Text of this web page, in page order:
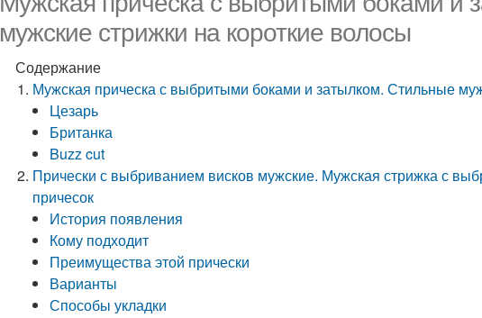
мужские стрижки на короткие волосы
Содержание
Мужская прическа с выбритыми боками и затылком. Стильные
Цезарь
Британка
Buzz cut
Прически с выбриванием висков мужские. Мужская стрижка с
причесок
История появления
Кому подходит
Преимущества этой прически
Варианты
Способы укладки